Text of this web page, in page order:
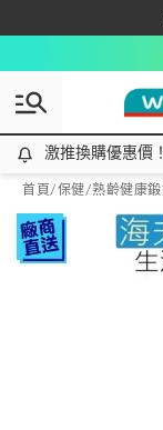
激推換購優惠價！立
激推換購優惠價
首頁/保健/熟齡健康